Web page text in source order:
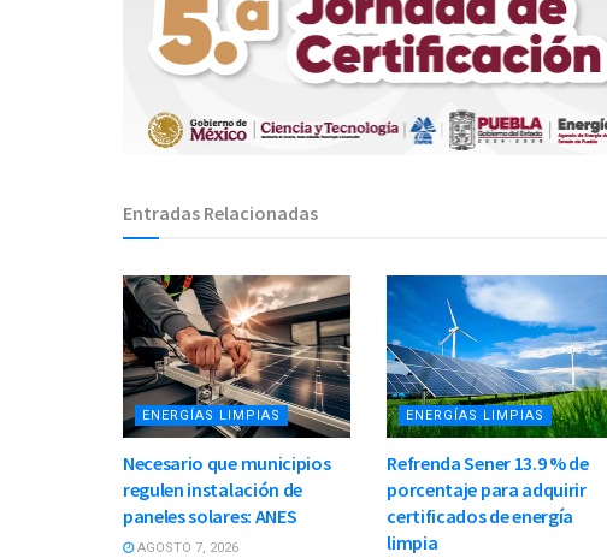
Entradas Relacionadas
ENERGÍAS LIMPIAS
Necesario que municipios
regulen instalación de
paneles solares: ANES
AGOSTO 7, 2026
ENERGÍAS LIMPIAS
Refrenda Sener 13.9 % de
porcentaje para adquirir
certificados de energía
limpia